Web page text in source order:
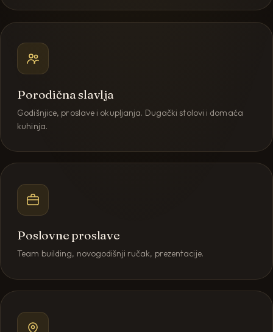
Porodična slavlja
Godišnjice, proslave i okupljanja. Dugački stolovi i domaća
kuhinja.
Poslovne proslave
Team building, novogodišnji ručak, prezentacije.